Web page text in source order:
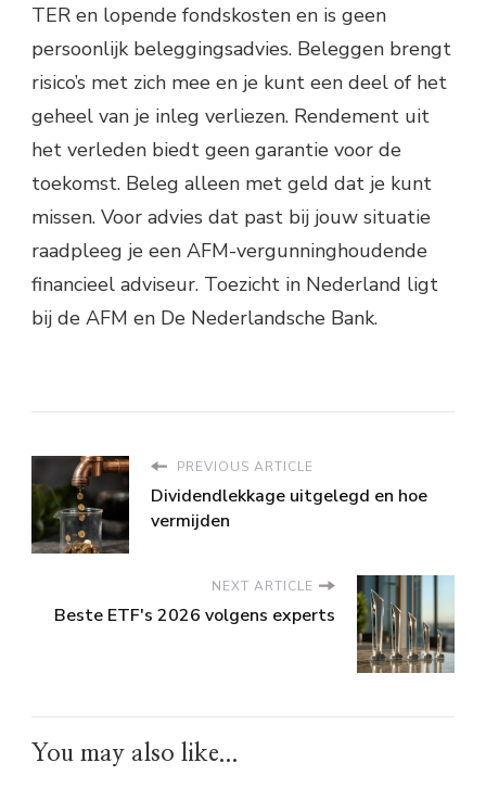
TER en lopende fondskosten en is geen
persoonlijk beleggingsadvies. Beleggen brengt
risico’s met zich mee en je kunt een deel of het
geheel van je inleg verliezen. Rendement uit
het verleden biedt geen garantie voor de
toekomst. Beleg alleen met geld dat je kunt
missen. Voor advies dat past bij jouw situatie
raadpleeg je een AFM-vergunninghoudende
financieel adviseur. Toezicht in Nederland ligt
bij de AFM en De Nederlandsche Bank.
PREVIOUS ARTICLE
Dividendlekkage uitgelegd en hoe
vermijden
NEXT ARTICLE
Beste ETF's 2026 volgens experts
You may also like...